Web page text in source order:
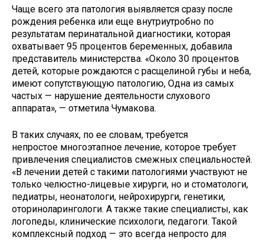
Чаще всего эта патология выявляется сразу после
рождения ребенка или еще внутриутробно по
результатам перинатальной диагностики, которая
охватывает 95 процентов беременных, добавила
представитель министерства. «Около 30 процентов
детей, которые рождаются с расщелиной губы и неба,
имеют сопутствующую патологию, Одна из самых
частых — нарушение деятельности слухового
аппарата», — отметила Чумакова.
В таких случаях, по ее словам, требуется
непростое многоэтапное лечение, которое требует
привлечения специалистов смежных специальностей.
«В лечении детей с такими патологиями участвуют не
только челюстно-лицевые хирурги, но и стоматологи,
педиатры, неонатологи, нейрохирурги, генетики,
оториноларингологи. А также такие специалисты, как
логопеды, клинические психологи, педагоги. Такой
комплексный подход — это всегда непросто для